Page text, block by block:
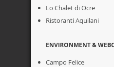
Lo Chalet di Ocre
Ristoranti Aquilani
ENVIRONMENT &
Campo Felice